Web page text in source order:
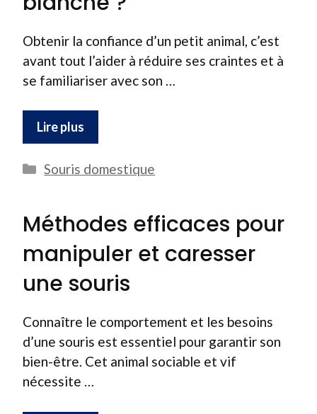
Obtenir la confiance d’un petit animal, c’est
avant tout l’aider à réduire ses craintes et à
se familiariser avec son …
Lire plus
Catégories
Souris domestique
Méthodes efficaces pour
manipuler et caresser
une souris
Connaître le comportement et les besoins
d’une souris est essentiel pour garantir son
bien-être. Cet animal sociable et vif
nécessite …